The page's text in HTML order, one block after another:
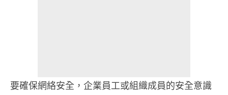
要確保網絡安全，企業員工或組織成員的安全意識